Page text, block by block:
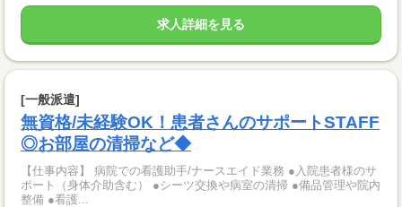
求人詳細を見る
[一般派遣]
無資格/未経験OK！患者さんのサポートSTAFF
◎お部屋の清掃など◆
【仕事内容】 病院での看護助手/ナースエイド業務 ●入院患者様のサ
ポート（身体介助含む） ●シーツ交換や病室の清掃 ●備品管理や院内
整備 ●看護...